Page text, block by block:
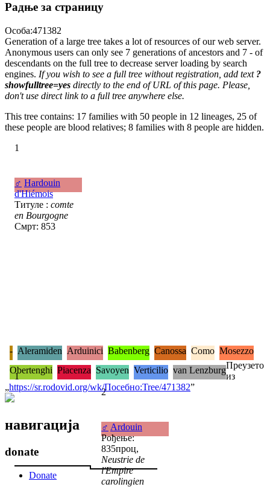
Радње за страницу
Особа:471382
Generation of a large tree takes a lot of resources of our web server.
Anonymous users can only see 7 generations of ancestors and 7 - of
descendants on the full tree to decrease server loading by search
engines. If you wish to see a full tree without registration, add text ?
showfulltree=yes directly to the end of URL of this page. Please,
don't use direct link to a full tree anywhere else.
This tree contains: 17 families with 50 people in 12 lineages, 25 of
these people are blood relatives; 8 families with 8 people are hidden.
1
♂ Hardouin
d'Hiémois
Титуле : comte
en Bourgogne
Смрт: 853
1
2
♂ Ardouin
Рођење:
835проц,
Neustrie de
l'Empire
carolingien
- Aleramiden Arduinici Babenberg Canossa Como Mosezzo
Obertenghi Piacenza Savoyen Verticilio van LenzburgПреузето
из
„https://sr.rodovid.org/wk/Посебно:Tree/471382”
навигација
donate
Donate